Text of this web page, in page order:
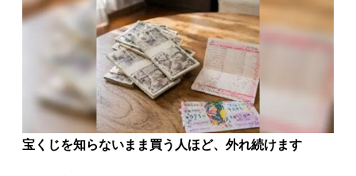
宝くじを知らないまま買う人ほど、外れ続けます